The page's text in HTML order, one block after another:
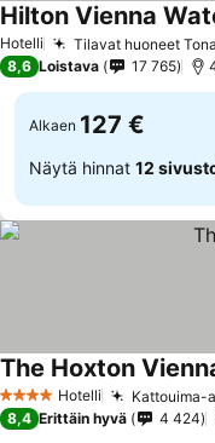
Hotelli Tilavat huoneet
Hilton Vienna
8,6 Loistava 17 765
Alkaen 127 €
Näytä hinnat 12
4 Tähtiluokitus
Hotelli Kattouima-
The Hoxton
8,4 Erittäin hyvä 4 424